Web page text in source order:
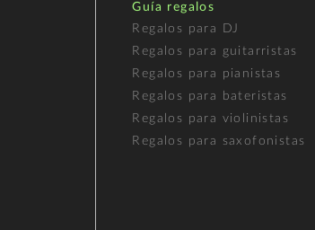
Guía regalos
Regalos para DJ
Regalos para guitarristas
Regalos para pianistas
Regalos para bateristas
Regalos para violinistas
Regalos para saxofonistas